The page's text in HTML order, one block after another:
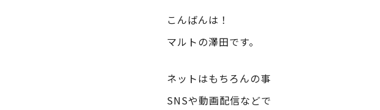
こんばんは！
マルトの澤田です。
ネットはもちろんの事
SNSや動画配信などで